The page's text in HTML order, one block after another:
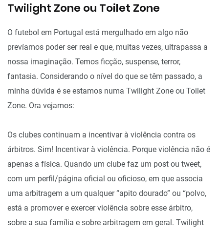
Twilight Zone ou Toilet Zone
O futebol em Portugal está mergulhado em algo não
prevíamos poder ser real e que, muitas vezes, ultrapassa a
nossa imaginação. Temos ficção, suspense, terror,
fantasia. Considerando o nível do que se têm passado, a
minha dúvida é se estamos numa Twilight Zone ou Toilet
Zone. Ora vejamos:
Os clubes continuam a incentivar à violência contra os
árbitros. Sim! Incentivar à violência. Porque violência não é
apenas a física. Quando um clube faz um post ou tweet,
com um perfil/página oficial ou oficioso, em que associa
uma arbitragem a um qualquer “apito dourado” ou “polvo,
está a promover e exercer violência sobre esse árbitro,
sobre a sua família e sobre arbitragem em geral. Twilight